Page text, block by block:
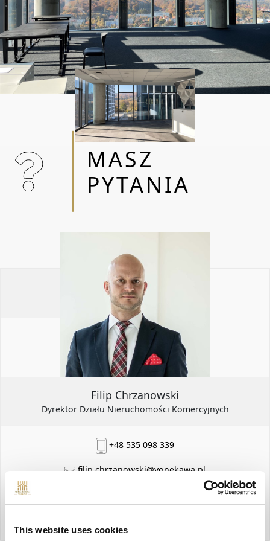
This website uses cookies
media według wskazań liczników
Zapraszam po więcej szczegółów oraz na
prezentacje obiektu w dogodnym terminie.
OBSŁUGA BEZPROWIZYJNA
WSPIERAM TRÓJMIEJSKICH
PRZEDSIĘBIORCÓW W WYBORZE, ANALIZIE
ORAZ NEGOCJACJACH WARUNKÓW NAJMU
NIERUCHOMOŚCI KOMERCYJNYCH OD 2015
ROKU. DOSTARCZĘ OPTYMALNE
DOSTOSOWANE DO INDYWIDUALNYCH
POTRZEB. ELASTYCZNE ROZWIĄZANIA ORAZ
TRADYCYJNY TERMINOWY NAJEM W
KAMERALNYCH OBIEKTACH I PARKACH
BIZNESOWYCH/LOGISTYCZNYCH.
DOSTOSOWANIE UKŁADU / ZMIANA
MASZ
PYTANIA
Filip Chrzanowski
Dyrektor Działu Nieruchomości Komercyjnych
+48 535 098 339
filip.chrzanowski@yonekawa.pl